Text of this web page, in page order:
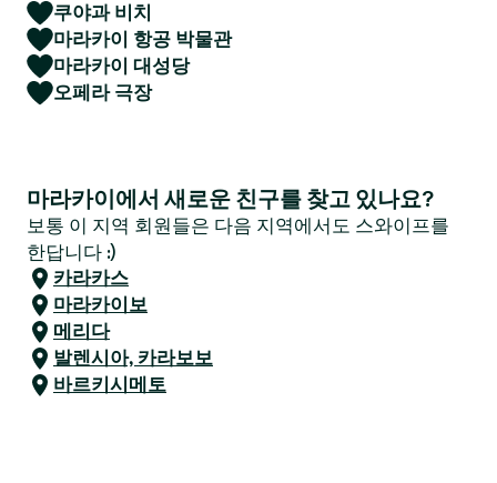
쿠야과 비치
마라카이 항공 박물관
마라카이 대성당
오페라 극장
마라카이에서 새로운 친구를 찾고 있나요?
보통 이 지역 회원들은 다음 지역에서도 스와이프를
한답니다 :)
카라카스
마라카이보
메리다
발렌시아, 카라보보
바르키시메토